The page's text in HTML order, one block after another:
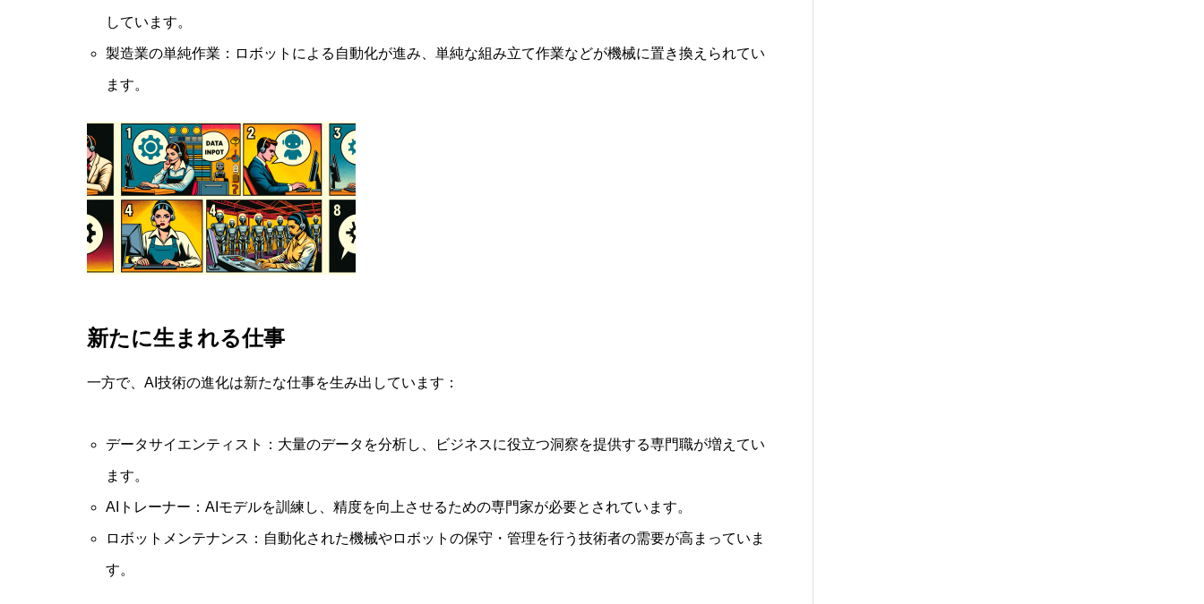
しています。
製造業の単純作業：ロボットによる自動化が進み、単純な組み立て作業などが機械に置き換えられてい
ます。
新たに生まれる仕事
一方で、AI技術の進化は新たな仕事を生み出しています：
データサイエンティスト：大量のデータを分析し、ビジネスに役立つ洞察を提供する専門職が増えてい
ます。
AIトレーナー：AIモデルを訓練し、精度を向上させるための専門家が必要とされています。
ロボットメンテナンス：自動化された機械やロボットの保守・管理を行う技術者の需要が高まっていま
す。